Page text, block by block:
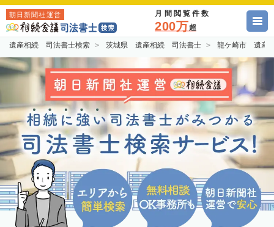
朝日新聞社運営 月間閲覧件数
200万超
遺産相続 司法書士検索 茨城県 遺産相続 司法書士 龍ケ崎市 遺産